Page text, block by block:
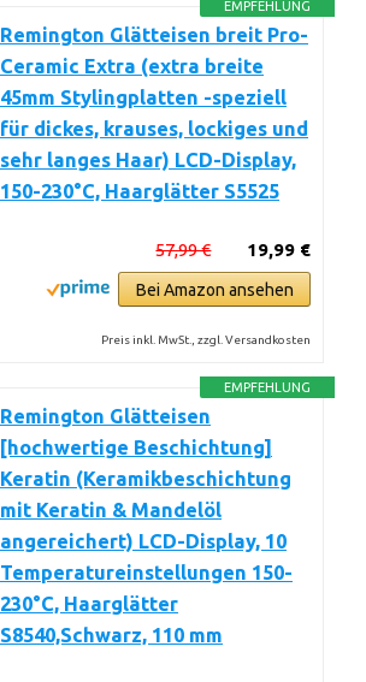
EMPFEHLUNG
Remington Glätteisen breit Pro-
Ceramic Extra (extra breite
45mm Stylingplatten -speziell
für dickes, krauses, lockiges und
sehr langes Haar) LCD-Display,
150-230°C, Haarglätter S5525
19,99 €
57,99 €
Bei Amazon ansehen
Preis inkl. MwSt., zzgl. Versandkosten
EMPFEHLUNG
Remington Glätteisen
[hochwertige Beschichtung]
Keratin (Keramikbeschichtung
mit Keratin & Mandelöl
angereichert) LCD-Display, 10
Temperatureinstellungen 150-
230°C, Haarglätter
S8540,Schwarz, 110 mm